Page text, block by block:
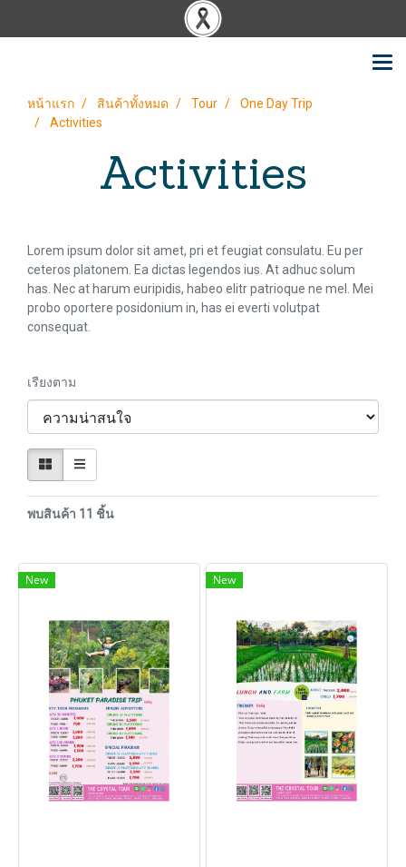
หน้าแรก สินค้าทั้งหมด Tour
One Day Trip
Activities
Activities
Lorem ipsum dolor sit amet, pri et feugiat consulatu. Eu per
ceteros platonem. Ea dictas legendos ius. At adhuc solum
has. Nec at harum euripidis, habeo elitr patrioque ne mel. Mei
probo oportere posidonium in, has ei everti volutpat
consequat.
เรียงตาม
พบสินค้า 11 ชิ้น
New New